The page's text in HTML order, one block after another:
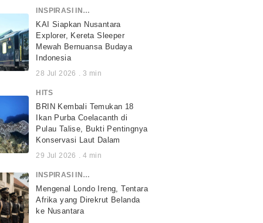
INSPIRASI INDONESIA
KAI Siapkan Nusantara
Explorer, Kereta Sleeper
Mewah Bernuansa Budaya
Indonesia
28 Jul 2026 . 3 min
HITS
BRIN Kembali Temukan 18
Ikan Purba Coelacanth di
Pulau Talise, Bukti Pentingnya
Konservasi Laut Dalam
29 Jul 2026 . 4 min
INSPIRASI INDONESIA
Mengenal Londo Ireng, Tentara
Afrika yang Direkrut Belanda
ke Nusantara